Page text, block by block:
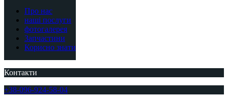
Про нас
наші послуги
фотогалерея
Запчастини
Корисно знати
Контакти
+38-096-924-58-04